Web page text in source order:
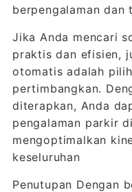
berpengalaman dan
Jika Anda mencari
praktis dan efisien,
otomatis adalah
pertimbangkan.
diterapkan, Anda
pengalaman parkir
mengoptimalkan
keseluruhan
Penutupan Dengan